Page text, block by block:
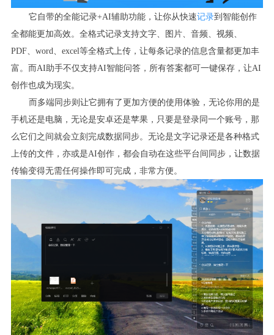
它自带的全能记录+AI辅助功能，让你从快速记录到智能创作
全都能更加高效。全格式记录支持文字、图片、音频、视频、
PDF、word、excel等全格式上传，让每条记录的信息含量都更加丰
富。而AI助手不仅支持AI智能问答，所有答案都可一键保存，让AI
创作也成为现实。
而多端同步则让它拥有了更加方便的使用体验，无论你用的是
手机还是电脑，无论是安卓还是苹果，只要是登录同一个账号，那
么它们之间就会立刻完成数据同步。无论是文字记录还是各种格式
上传的文件，亦或是AI创作，都会自动在这些平台间同步，让数据
传输变得无需任何操作即可完成，非常方便。